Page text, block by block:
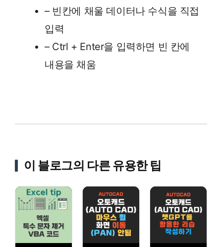
– 빈칸에 채울 데이터나 수식을 직접
입력
– Ctrl + Enter을 입력하면 빈 칸에
내용을 채움
이 블로그의 다른 유용한 팁